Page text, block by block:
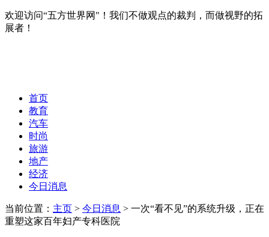
欢迎访问“五方世界网"！我们不做观点的裁判，而做视野的拓
展者！
首页
教育
汽车
时尚
旅游
地产
经济
今日消息
当前位置： 主页 > 今日消息 > 一次“看不见”的系统升级，正在
重塑这家百年妇产专科医院